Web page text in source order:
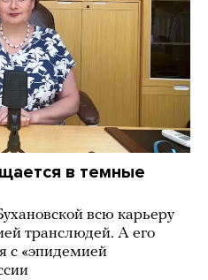
в темные
всю карьеру
транслюдей. А его
с «эпидемией